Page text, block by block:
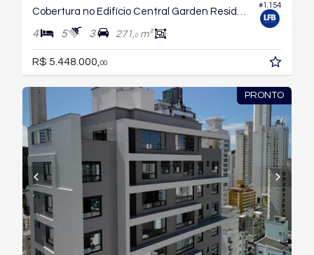
#1.154
Cobertura no Edifício Central Garden Residence
4 5 3 271,0m²
R$ 5.448.000,00
PRONTO